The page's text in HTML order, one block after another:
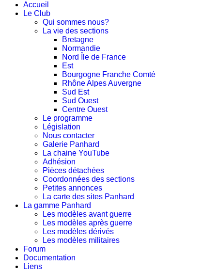
Accueil
Le Club
Qui sommes nous?
La vie des sections
Bretagne
Normandie
Nord Île de France
Est
Bourgogne Franche Comté
Rhône Alpes Auvergne
Sud Est
Sud Ouest
Centre Ouest
Le programme
Législation
Nous contacter
Galerie Panhard
La chaine YouTube
Adhésion
Pièces détachées
Coordonnées des sections
Petites annonces
La carte des sites Panhard
La gamme Panhard
Les modèles avant guerre
Les modèles après guerre
Les modèles dérivés
Les modèles militaires
Forum
Documentation
Liens